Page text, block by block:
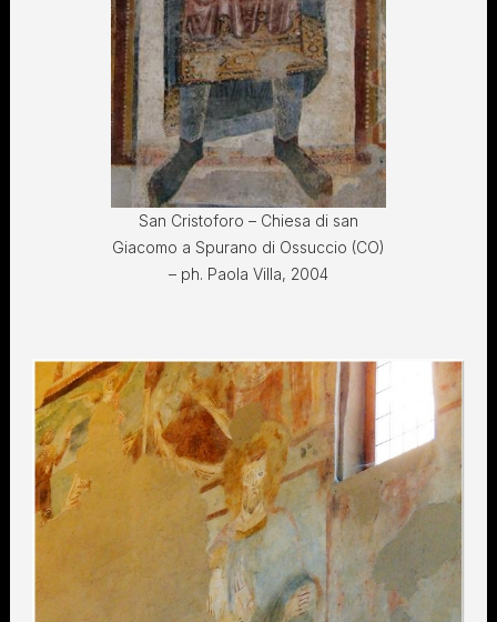
San Cristoforo – Chiesa di san
Giacomo a Spurano di Ossuccio (CO)
– ph. Paola Villa, 2004